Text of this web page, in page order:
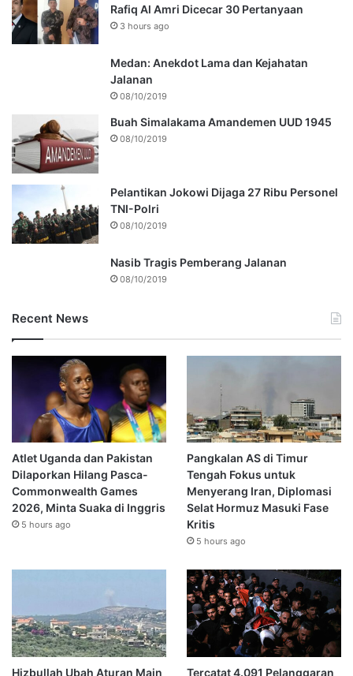
Rafiq Al Amri Dicecar 30 Pertanyaan
3 hours ago
Medan: Anekdot Lama dan Kejahatan
Jalanan
08/10/2019
Buah Simalakama Amandemen UUD 1945
08/10/2019
Pelantikan Jokowi Dijaga 27 Ribu Personel
TNI-Polri
08/10/2019
Nasib Tragis Pemberang Jalanan
08/10/2019
Recent News
Atlet Uganda dan Pakistan
Dilaporkan Hilang Pasca-
Commonwealth Games
2026, Minta Suaka di Inggris
5 hours ago
Pangkalan AS di Timur
Tengah Fokus untuk
Menyerang Iran, Diplomasi
Selat Hormuz Masuki Fase
Kritis
5 hours ago
Hizbullah Ubah Aturan Main Tercatat 4.091 Pelanggaran